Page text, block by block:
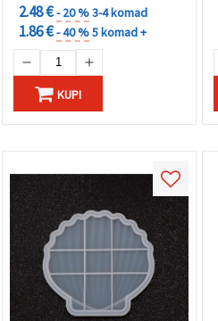
2.48 €- 20 %3-4 komad
1.86 €- 40 %5 komad +
KUPI